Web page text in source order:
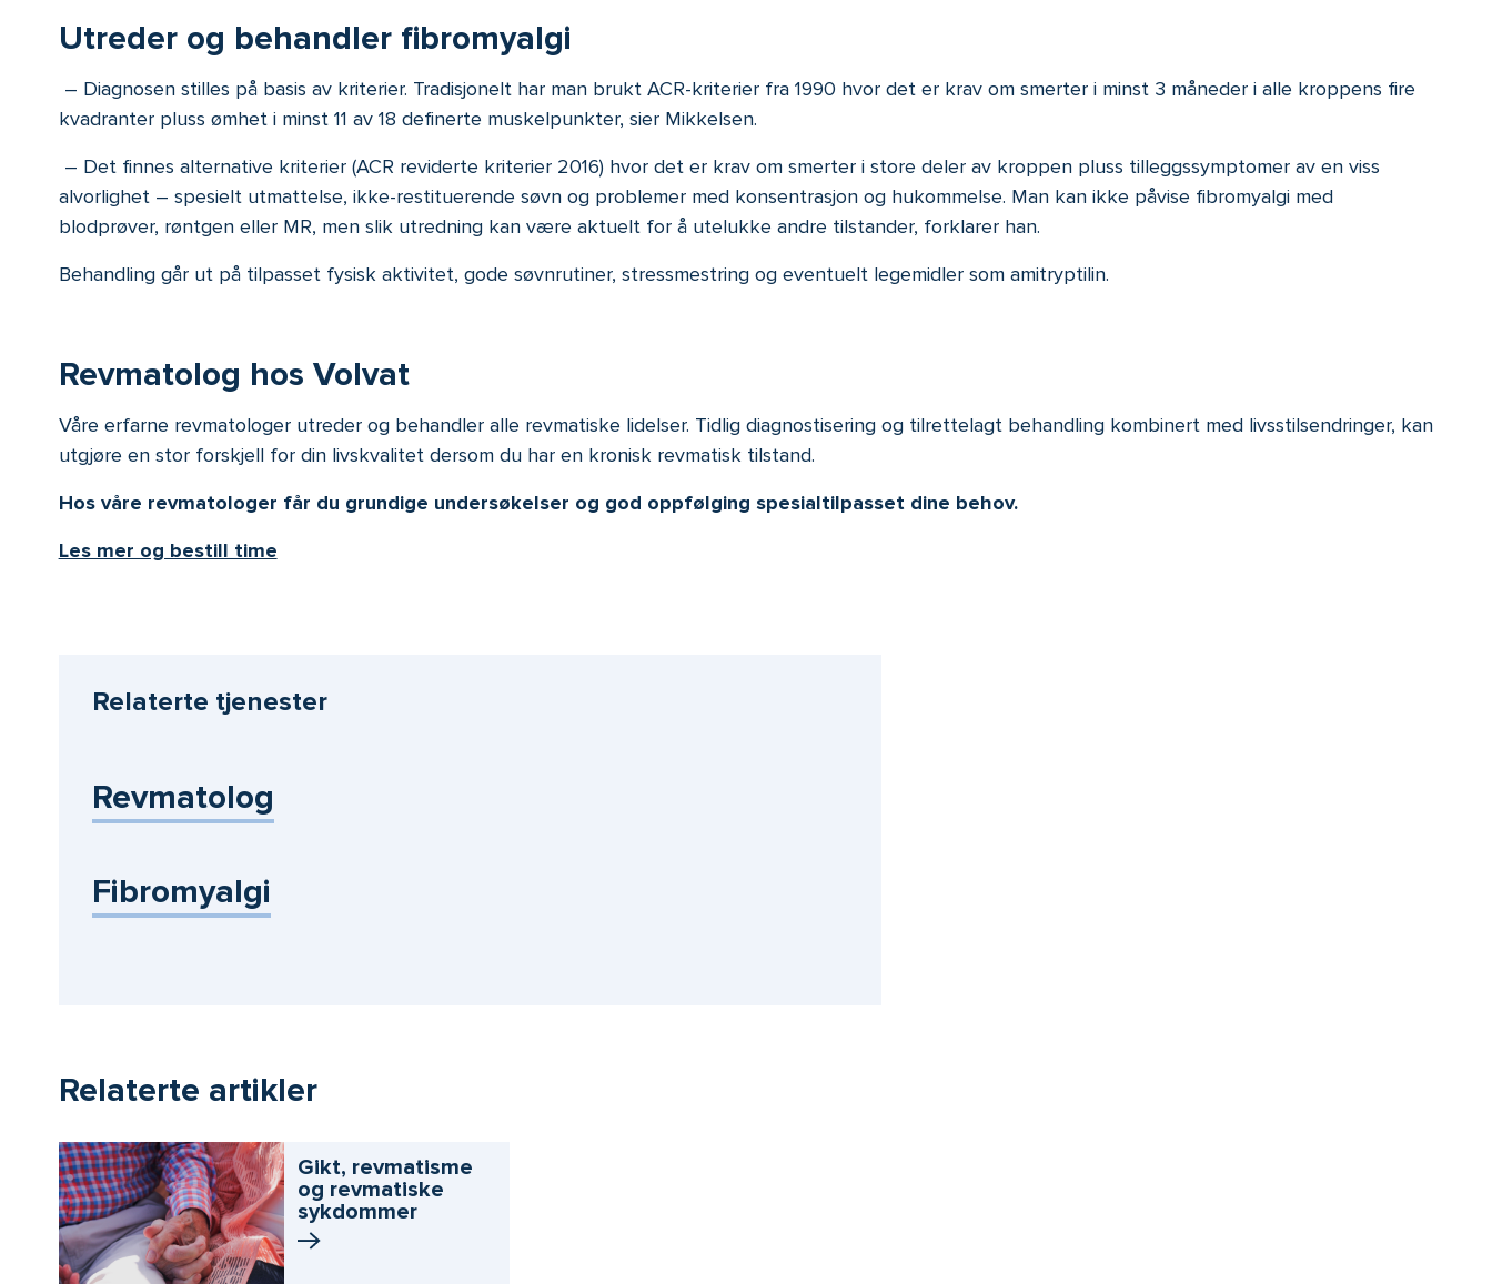
Utreder og behandler fibromyalgi
– Diagnosen stilles på basis av kriterier. Tradisjonelt har man brukt ACR-kriterier fra 1990 hvor det er krav om smerter i minst 3 måneder i alle kroppens fire
kvadranter pluss ømhet i minst 11 av 18 definerte muskelpunkter, sier Mikkelsen.
– Det finnes alternative kriterier (ACR reviderte kriterier 2016) hvor det er krav om smerter i store deler av kroppen pluss tilleggssymptomer av en viss
alvorlighet – spesielt utmattelse, ikke-restituerende søvn og problemer med konsentrasjon og hukommelse. Man kan ikke påvise fibromyalgi med
blodprøver, røntgen eller MR, men slik utredning kan være aktuelt for å utelukke andre tilstander, forklarer han.
Behandling går ut på tilpasset fysisk aktivitet, gode søvnrutiner, stressmestring og eventuelt legemidler som amitryptilin.
Revmatolog hos Volvat
Våre erfarne revmatologer utreder og behandler alle revmatiske lidelser. Tidlig diagnostisering og tilrettelagt behandling kombinert med livsstilsendringer, kan
utgjøre en stor forskjell for din livskvalitet dersom du har en kronisk revmatisk tilstand.
Hos våre revmatologer får du grundige undersøkelser og god oppfølging spesialtilpasset dine behov.
Les mer og bestill time
Relaterte tjenester
Revmatolog
Fibromyalgi
Relaterte artikler
Gikt, revmatisme
og revmatiske
sykdommer